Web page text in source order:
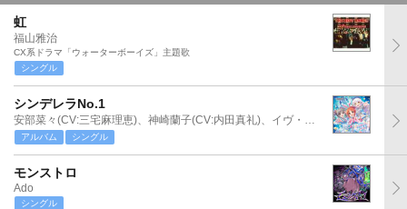
虹
福山雅治
CX系ドラマ「ウォーターボーイズ」主題歌
シングル
シンデレラNo.1
安部菜々(CV:三宅麻理恵)、神崎蘭子(CV:内田真礼)、イヴ・サンタクロース(CV:松永あかね)
アルバム シングル
モンストロ
Ado
シングル